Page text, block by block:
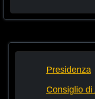
Presidenza
Consiglio